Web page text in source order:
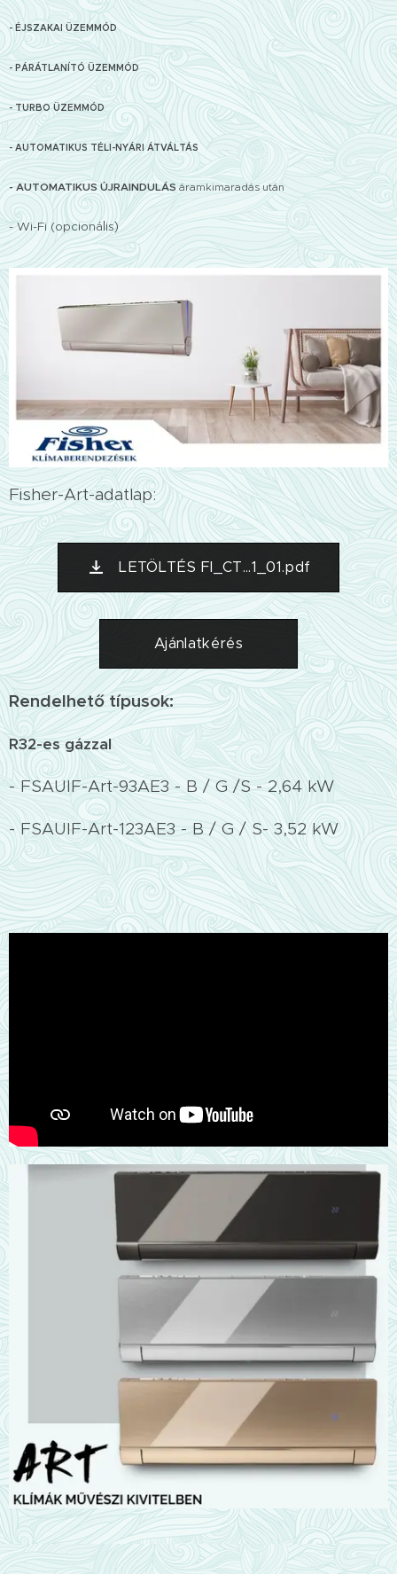
- ÉJSZAKAI ÜZEMMÓD
- PÁRÁTLANÍTÓ ÜZEMMÓD
- TURBO ÜZEMMÓD
- AUTOMATIKUS TÉLI-NYÁRI ÁTVÁLTÁS
- AUTOMATIKUS ÚJRAINDULÁSáramkimaradás után
- Wi-Fi (opcionális)
Fisher-Art-adatlap:
LETÖLTÉS FI_CT...1_01.pdf
Ajánlatkérés
Rendelhető típusok:
R32-es gázzal
- FSAUIF-Art-93AE3 - B / G /S - 2,64 kW
- FSAUIF-Art-123AE3 - B / G / S- 3,52 kW